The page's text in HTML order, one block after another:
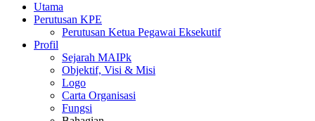
Utama
Perutusan KPE
Perutusan Ketua Pegawai Eksekutif
Profil
Sejarah MAIPk
Objektif, Visi & Misi
Logo
Carta Organisasi
Fungsi